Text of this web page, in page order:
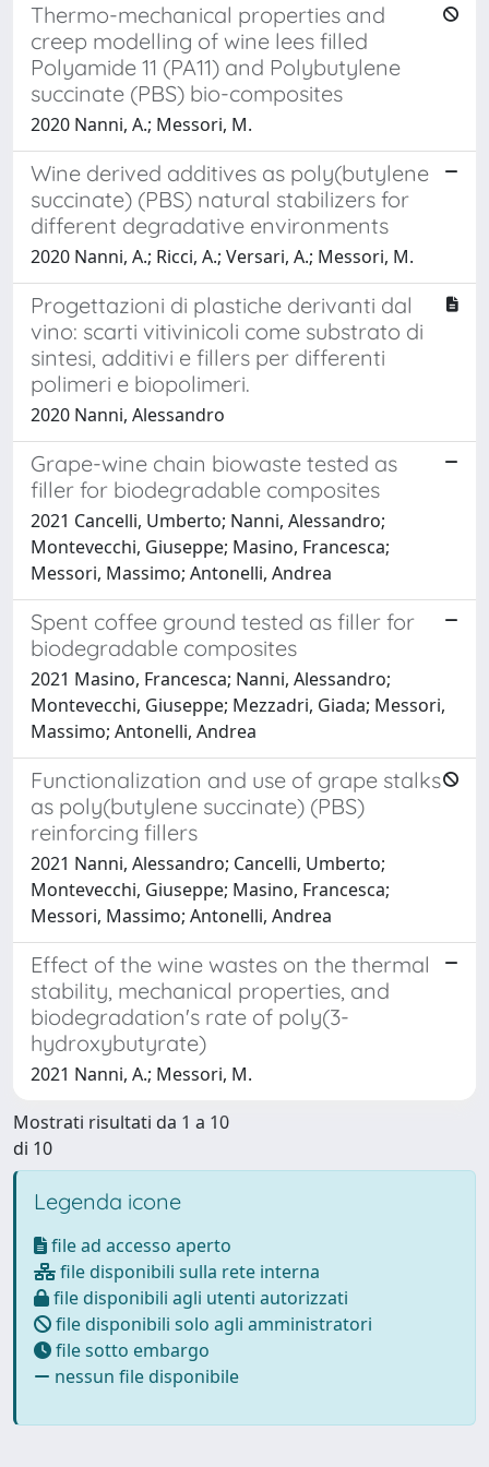
Thermo-mechanical properties and
creep modelling of wine lees filled
Polyamide 11 (PA11) and Polybutylene
succinate (PBS) bio-composites
2020 Nanni, A.; Messori, M.
Wine derived additives as poly(butylene
succinate) (PBS) natural stabilizers for
different degradative environments
2020 Nanni, A.; Ricci, A.; Versari, A.; Messori, M.
Progettazioni di plastiche derivanti dal
vino: scarti vitivinicoli come substrato di
sintesi, additivi e fillers per differenti
polimeri e biopolimeri.
2020 Nanni, Alessandro
Grape-wine chain biowaste tested as
filler for biodegradable composites
2021 Cancelli, Umberto; Nanni, Alessandro;
Montevecchi, Giuseppe; Masino, Francesca;
Messori, Massimo; Antonelli, Andrea
Spent coffee ground tested as filler for
biodegradable composites
2021 Masino, Francesca; Nanni, Alessandro;
Montevecchi, Giuseppe; Mezzadri, Giada; Messori,
Massimo; Antonelli, Andrea
Functionalization and use of grape stalks
as poly(butylene succinate) (PBS)
reinforcing fillers
2021 Nanni, Alessandro; Cancelli, Umberto;
Montevecchi, Giuseppe; Masino, Francesca;
Messori, Massimo; Antonelli, Andrea
Effect of the wine wastes on the thermal
stability, mechanical properties, and
biodegradation's rate of poly(3-
hydroxybutyrate)
2021 Nanni, A.; Messori, M.
Mostrati risultati da 1 a 10
di 10
Legenda icone
file ad accesso aperto
file disponibili sulla rete interna
file disponibili agli utenti autorizzati
file disponibili solo agli amministratori
file sotto embargo
nessun file disponibile